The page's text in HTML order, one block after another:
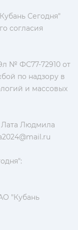
Сегодня"
согласия
№ ФС77-72910 от
по надзору в
и массовых
Лата Людмила
"Кубань